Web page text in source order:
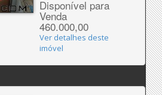
Disponível para
Venda
460.000,00
Ver detalhes deste
imóvel